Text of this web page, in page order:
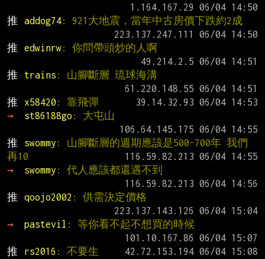
推
addog74: 921大地震，當年中古房價下跌約2成
推
edwinrw: 你問帶頭炒的人啊
推
trains : 山腳斷層 琉球海溝
推
x58420 : 靠飛彈
→
st86188go : 大屯山
推
swommy : 山腳斷層的週期應該是500-700年 我們
再10
→
swommy : 代人應該都還遇不到
推
qoojo2002 : 供需決定價格
→
pastevil : 等你看不起不想買的時候
推
rs2016 : 不要生